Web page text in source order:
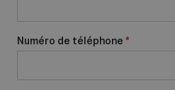
Numéro de téléphone *